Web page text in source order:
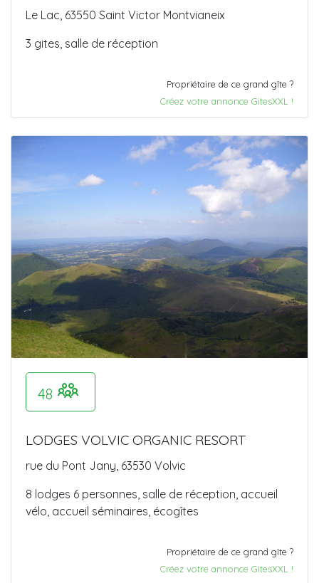
Le Lac, 63550 Saint Victor Montvianeix
3 gites, salle de réception
Propriétaire de ce grand gîte ?
Créez votre annonce GitesXXL !
48
LODGES VOLVIC ORGANIC RESORT
rue du Pont Jany, 63530 Volvic
8 lodges 6 personnes, salle de réception, accueil
vélo, accueil séminaires, écogîtes
Propriétaire de ce grand gîte ?
Créez votre annonce GitesXXL !